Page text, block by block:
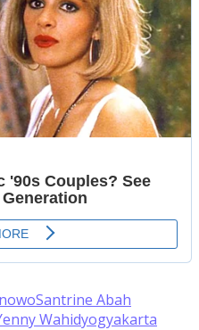
Santrine Abah
Wahidyogyakarta